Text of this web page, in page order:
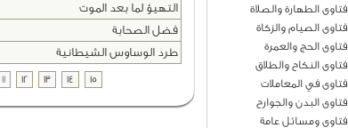
فتاوى الطهارة والصلاة
فتاوى الصيام والزكاة
فتاوى الحج والعمرة
فتاوى النكاح والطلاق
فتاوى في المعاملات
فتاوى البدن والجوارح
فتاوى ومسائل عامة
التهيؤ لما بعد الموت
فضل الصحابة
طرد الوساوس الشيطانية
11 12 13 14 15